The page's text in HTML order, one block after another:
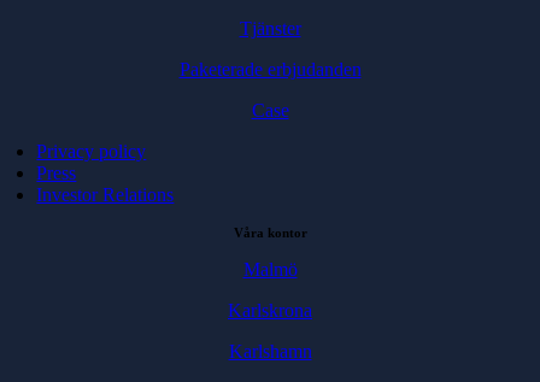
Tjänster
Paketerade erbjudanden
Case
Privacy policy
Press
Investor Relations
Våra kontor
Malmö
Karlskrona
Karlshamn